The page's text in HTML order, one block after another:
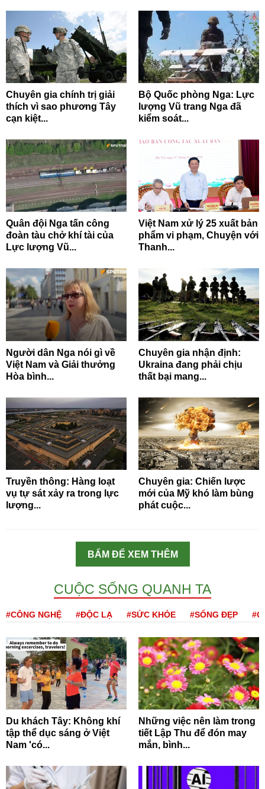
Chuyên gia chính trị giải
thích vì sao phương Tây
cạn kiệt...
Bộ Quốc phòng Nga: Lực
lượng Vũ trang Nga đã
kiểm soát...
Quân đội Nga tấn công
đoàn tàu chở khí tài của
Lực lượng Vũ...
Việt Nam xử lý 25 xuất bản
phẩm vi phạm, Chuyện với
Thanh...
Người dân Nga nói gì về
Việt Nam và Giải thưởng
Hòa bình...
Chuyên gia nhận định:
Ukraina đang phải chịu
thất bại mang...
Truyền thông: Hàng loạt
vụ tự sát xảy ra trong lực
lượng...
Chuyên gia: Chiến lược
mới của Mỹ khó làm bùng
phát cuộc...
BẤM ĐỂ XEM THÊM
CUỘC SỐNG QUANH TA
#CÔNG NGHỆ #ĐỘC LẠ #SỨC KHỎE #SỐNG ĐẸP
Du khách Tây: Không khí
tập thể dục sáng ở Việt
Nam 'có...
Những việc nên làm trong
tiết Lập Thu để đón may
mắn, bình...